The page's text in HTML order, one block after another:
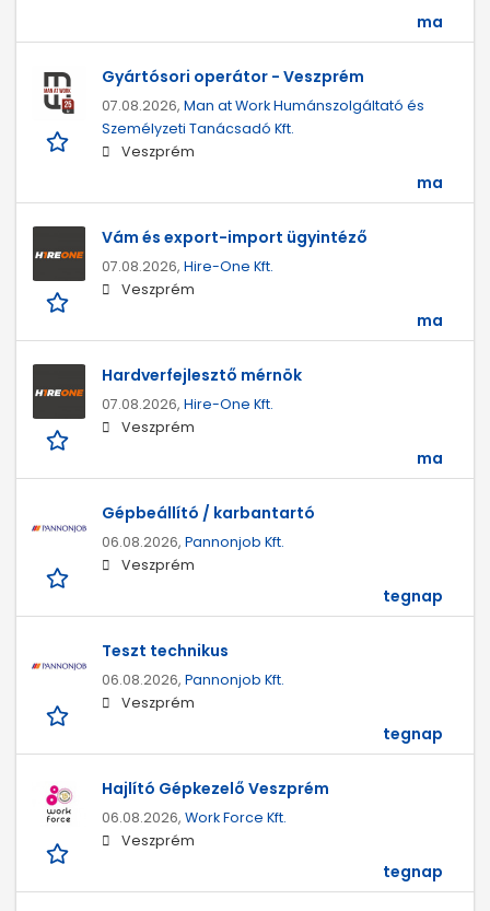
ma
Gyártósori operátor - Veszprém
07.08.2026, Man at Work Humánszolgáltató és
Személyzeti Tanácsadó Kft.
Veszprém
ma
Vám és export-import ügyintéző
07.08.2026, Hire-One Kft.
Veszprém
ma
Hardverfejlesztő mérnök
07.08.2026, Hire-One Kft.
Veszprém
ma
Gépbeállító / karbantartó
06.08.2026, Pannonjob Kft.
Veszprém
tegnap
Teszt technikus
06.08.2026, Pannonjob Kft.
Veszprém
tegnap
Hajlító Gépkezelő Veszprém
06.08.2026, Work Force Kft.
Veszprém
tegnap